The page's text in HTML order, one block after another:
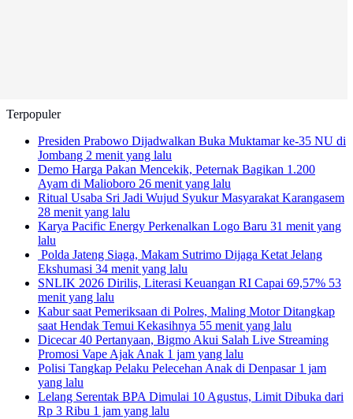
Terpopuler
Presiden Prabowo Dijadwalkan Buka Muktamar ke-35 NU di
Jombang 2 menit yang lalu
Demo Harga Pakan Mencekik, Peternak Bagikan 1.200
Ayam di Malioboro 26 menit yang lalu
Ritual Usaba Sri Jadi Wujud Syukur Masyarakat Karangasem
28 menit yang lalu
Karya Pacific Energy Perkenalkan Logo Baru 31 menit yang
lalu
Polda Jateng Siaga, Makam Sutrimo Dijaga Ketat Jelang
Ekshumasi 34 menit yang lalu
SNLIK 2026 Dirilis, Literasi Keuangan RI Capai 69,57% 53
menit yang lalu
Kabur saat Pemeriksaan di Polres, Maling Motor Ditangkap
saat Hendak Temui Kekasihnya 55 menit yang lalu
Dicecar 40 Pertanyaan, Bigmo Akui Salah Live Streaming
Promosi Vape Ajak Anak 1 jam yang lalu
Polisi Tangkap Pelaku Pelecehan Anak di Denpasar 1 jam
yang lalu
Lelang Serentak BPA Dimulai 10 Agustus, Limit Dibuka dari
Rp 3 Ribu 1 jam yang lalu